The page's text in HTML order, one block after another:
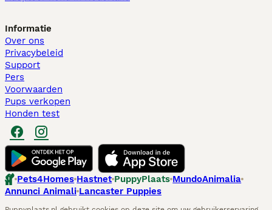
Informatie
Over ons
Privacybeleid
Support
Pers
Voorwaarden
Pups verkopen
Honden test
Pets4Homes Hastnet PuppyPlaats MundoAnimalia
Annunci Animali Lancaster Puppies